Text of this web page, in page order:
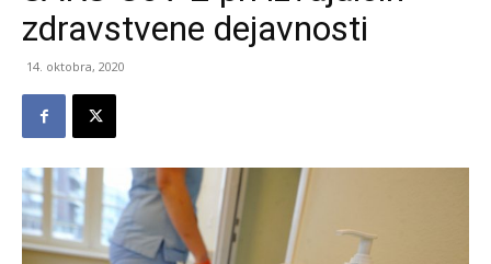
zdravstvene dejavnosti
14. oktobra, 2020